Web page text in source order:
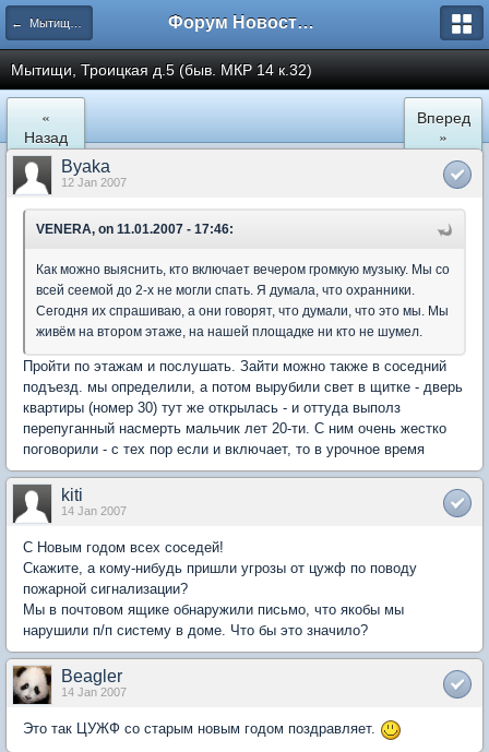
← Мытищи, Троицкая д.5 Форум Новостройки
Мытищи, Троицкая д.5 (быв. МКР 14 к.32)
«
Назад
Вперед
»
Byaka
12 Jan 2007
VENERA, on 11.01.2007 - 17:46:
Как можно выяснить, кто включает вечером громкую музыку. Мы со
всей сеемой до 2-х не могли спать. Я думала, что охранники.
Сегодня их спрашиваю, а они говорят, что думали, что это мы. Мы
живём на втором этаже, на нашей площадке ни кто не шумел.
Пройти по этажам и послушать. Зайти можно также в соседний
подъезд. мы определили, а потом вырубили свет в щитке - дверь
квартиры (номер 30) тут же открылась - и оттуда выполз
перепуганный насмерть мальчик лет 20-ти. С ним очень жестко
поговорили - с тех пор если и включает, то в урочное время
kiti
14 Jan 2007
С Новым годом всех соседей!
Скажите, а кому-нибудь пришли угрозы от цужф по поводу
пожарной сигнализации?
Мы в почтовом ящике обнаружили письмо, что якобы мы
нарушили п/п систему в доме. Что бы это значило?
Beagler
14 Jan 2007
Это так ЦУЖФ со старым новым годом поздравляет.